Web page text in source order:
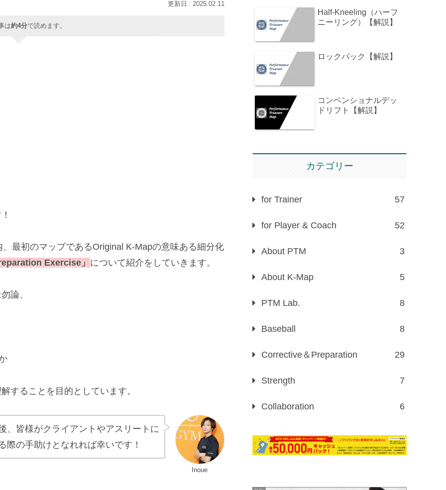
2025.02.11
は約4分で読めます。
最初のマップであるOriginal K-Mapの意味ある細分化
Exercise」 について紹介をしていきます。
論、
することを目的としています。
Inoue
、皆様がクライアントやアスリートに
際の手助けとなれれば幸いです！
Half-Kneeling（ハーフ
ニーリング）【解説】
ロックバック【解説】
コンベンショナルデッ
ドリフト【解説】
カテゴリー
for Trainer 57
for Player & Coach 52
About PTM 3
About K-Map 5
PTM Lab. 8
Baseball 8
Corrective＆Preparation 29
Strength 7
Collaboration 6